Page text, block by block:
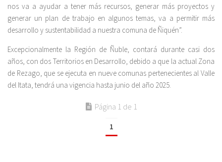
nos va a ayudar a tener más recursos, generar más proyectos y
generar un plan de trabajo en algunos temas, va a permitir más
desarrollo y sustentabilidad a nuestra comuna de Ñiquén”.
Excepcionalmente la Región de Ñuble, contará durante casi dos
años, con dos Territorios en Desarrollo, debido a que la actual Zona
de Rezago, que se ejecuta en nueve comunas pertenecientes al Valle
del Itata, tendrá una vigencia hasta junio del año 2025.
Página 1 de 1
1